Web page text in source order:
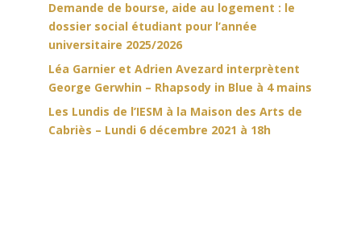
Demande de bourse, aide au logement : le
dossier social étudiant pour l’année
universitaire 2025/2026
Léa Garnier et Adrien Avezard interprètent
George Gerwhin – Rhapsody in Blue à 4 mains
Les Lundis de l’IESM à la Maison des Arts de
Cabriès – Lundi 6 décembre 2021 à 18h